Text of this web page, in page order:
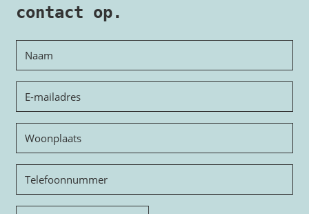
contact op.
mailadres
Woonplaats
Telefoon